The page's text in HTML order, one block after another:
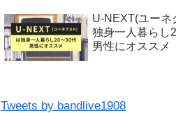
U-NEXT(ユーネ
独身一人暮らし
男性にオススメ
Tweets by bandlive1908